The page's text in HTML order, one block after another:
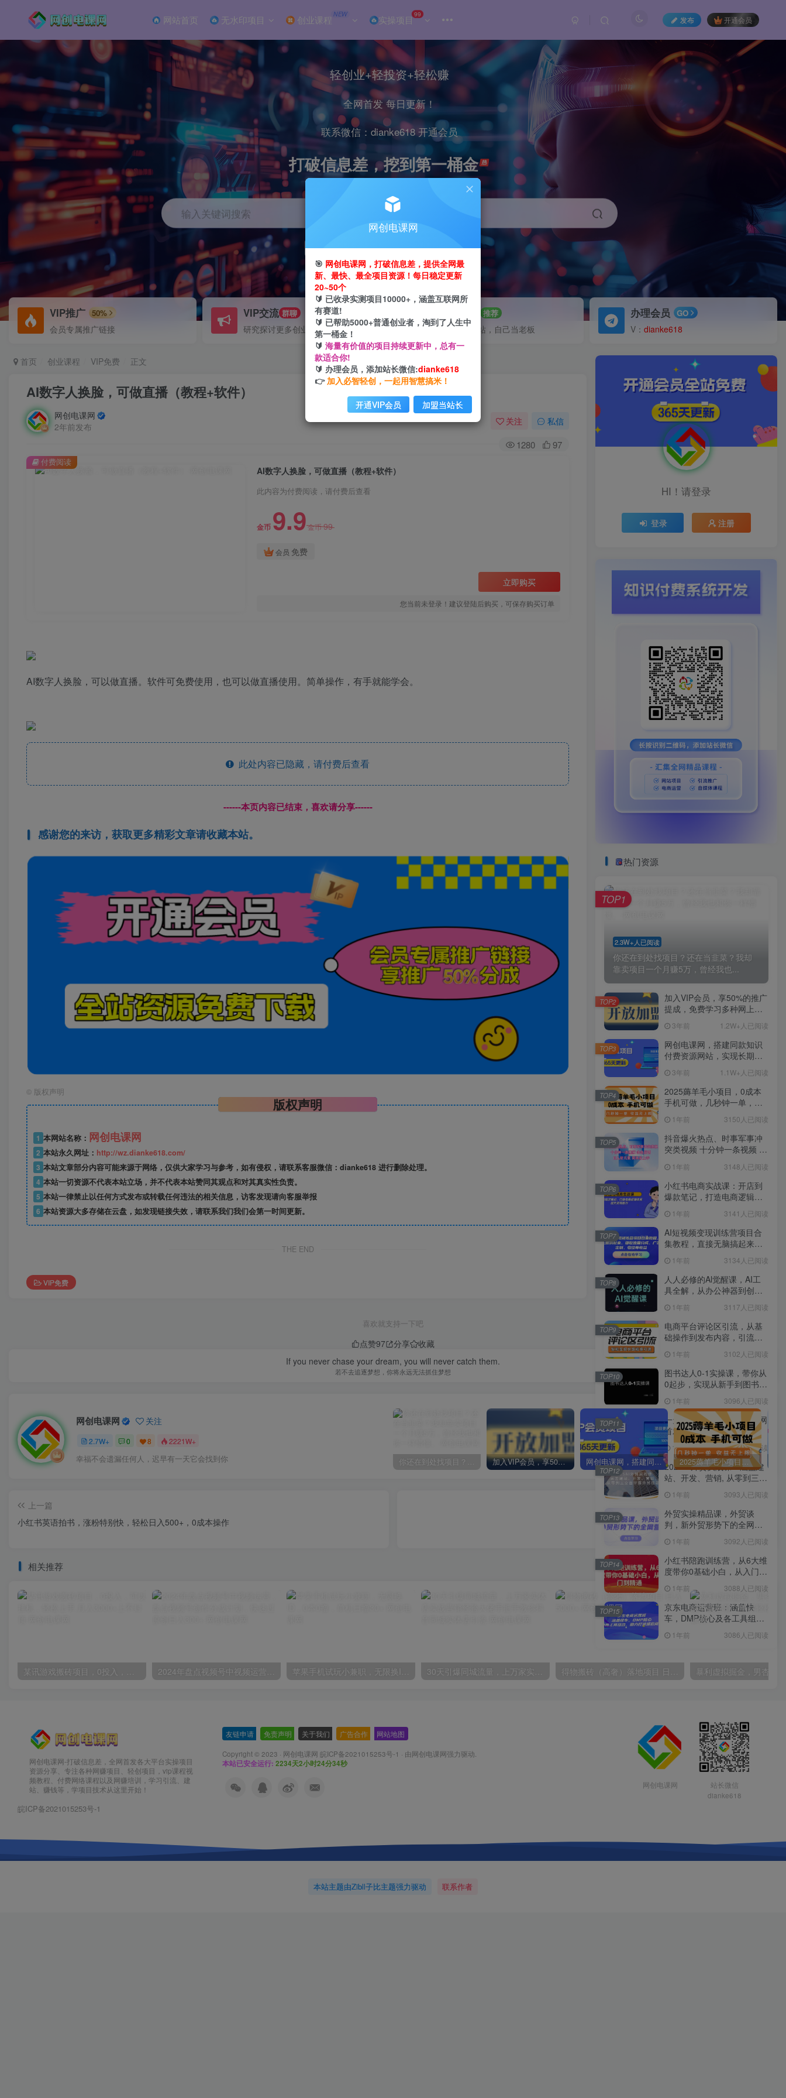
网站首页 无水印项目 创业课程 NEW 实操项目99
发布 开通会员
轻创业+轻投资+轻松赚
全网首发 每日更新！
联系微信：dianke618 开通会员
打破信息差，挖到第一桶金
输入关键词搜索
引流 抖音 小红书 直播 剪辑 电商
VIP推广 50%
会员专属推广链接
VIP交流 群聊
研究探讨更多创业项目路子。
推荐
搭建同款网站，自己当老板
办理会员 GO
V： dianke618
首页 创业课程 VIP免费 正文
AI数字人换脸，可做直播（教程+软件）
网创电课网
2年前发布
关注 私信
1280 97
AI数字人换脸，可做直播（教程+软件）
此内容为付费阅读，请付费后查看
金币 9.9金币99
会员 免费
立即购买
您当前未登录！建议登陆后购买，可保存购买订单
付费阅读
AI数字人换脸，可以做直播。软件可免费使用，也可以做直播使用。简单操作，有手就能学会。
此处内容已隐藏，请付费后查看
------本页内容已结束，喜欢请分享------
感谢您的来访，获取更多精彩文章请收藏本站。
© 版权声明
版权声明
1 本网站名称： 网创电课网
2 本站永久网址： http://wz.dianke618.com/
3 本站文章部分内容可能来源于网络，仅供大家学习与参考，如有侵权，请联系客服微信：dianke618 进行删除处理。
4 本站一切资源不代表本站立场，并不代表本站赞同其观点和对其真实性负责。
5 本站一律禁止以任何方式发布或转载任何违法的相关信息，访客发现请向客服举报
6 本站资源大多存储在云盘，如发现链接失效，请联系我们我们会第一时间更新。
THE END
VIP免费
喜欢就支持一下吧
点赞97 分享
收藏
If you never chase your dream, you will never catch them.
若不去追逐梦想，你将永远无法抓住梦想
网创电课网 关注
2.7W+ 0 8 2221W+
幸福不会遗漏任何人，迟早有一天它会找到你 你还在到处找项目？还在当韭菜？我却靠卖项目一个月赚5万，曾经我也和你一样懵懂。 加入VIP会员，享50%的推广提成，免费学习多种网上创业课程，菜鸟秒变大神！ 网创电课网，搭建同款知识付费资源网站，实现长期稳定被动收入~ 2025薅羊毛小项目，0成本 手机可做，几秒钟一单，收益无上限
上一篇
小红书英语拍书，涨粉特别快，轻松日入500+，0成本操作
盲盒交友变现5.0（色粉变现）日入500+
相关推荐
某讯游戏搬砖项目，0投入，可以挂机，轻松上手,月入3000+上不封顶 2024年盘点视频号中视频运营，盘点视频号创作分成计划，快速过原创日入300+ 苹果手机试玩小兼职，无限换ID，0本0撸，单机日撸30+ 30天引爆同城流量，上万家实体店实战营销经验大佬手把手教你抖音同城实体店引流 得物搬砖（高奢）落地项目 日入5000+
HI！请登录
登录 注册
热门资源
2.3W+人已阅读
你还在到处找项目？还在当韭菜？我却
靠卖项目一个月赚5万，曾经我也...
TOP1
加入VIP会员，享50%的推广
提成，免费学习多种网上创
3年前 1.2W+人已阅读
TOP2
网创电课网，搭建同款知识
付费资源网站，实现长期稳
3年前 1.1W+人已阅读
TOP3
2025薅羊毛小项目，0成本
手机可做，几秒钟一单，收
1年前 3150人已阅读
TOP4
抖音爆火热点、时事军事冲
突类视频 十分钟一条视频 条
手 1年前 3148人已阅读
TOP5
小红书电商实战课：开店到
爆款笔记，打造电商逻辑体
1年前 3141人已阅读
TOP6
AI短视频变现训练营项目合
集教程，直接无脑搞起来，
制、收徒等收益
1年前 3134人已阅读
TOP7
人人必修的Al觉醒课，AI工
具全解，从办公神器到创意
1年前 3117人已阅读
TOP8
电商平台评论区引流，从基
础操作到发布内容，引流技
1年前 3102人已阅读
TOP9
图书达人0-1实操课，带你从
0起步，实现从新手到图书达
1年前 3096人已阅读
TOP10
一天收益1000块，2025全网
首发
1年前 3095人已阅读
TOP11
2025AI外贸实战课：涵盖建
站、开发、营销, 从零到三全
1年前 3093人已阅读
TOP12
外贸实操精品课，外贸谈
判，新外贸形势下的全网营
1年前 3092人已阅读
TOP13
小红书陪跑训练营，从6大维
度带你0基础小白，从入门到
1年前 3088人已阅读
TOP14
京东电商运营班：涵盖快
车，DMP核心及各工具组
1年前 3086人已阅读
TOP15
网创电课网-打破信息差，全网首发各大平台实操项目
资源分享、专注各种网赚项目、轻创项目，vip课程视
频教程、付费网络课程以及网赚培训，学习引流、建
站、赚钱等，学项目技术从这里开始！
友链申请 免责声明 关于我们 广告合作 网站地图
Copyright © 2023 · 网创电课网 皖ICP备2021015253号-1 · 由网创电课网强力驱动.
本站已安全运行: 2234天2小时24分36秒
网创电课网
站长微信
dianke618
皖ICP备2021015253号-1
网创电课网
🎯 网创电课网，打破信息差，提供全网最
新、最快、最全项目资源！每日稳定更新
20~50个
🔰 已收录实测项目10000+，涵盖互联网所
有赛道!
🔰 已帮助5000+普通创业者，淘到了人生中
第一桶金！
🔰 海量有价值的项目持续更新中，总有一
款适合你!
🔰 办理会员，添加站长微信:dianke618
👉 加入必智轻创，一起用智慧搞米！
开通VIP会员 加盟当站长
本站主题由Zibll子比主题强力驱动 联系作者